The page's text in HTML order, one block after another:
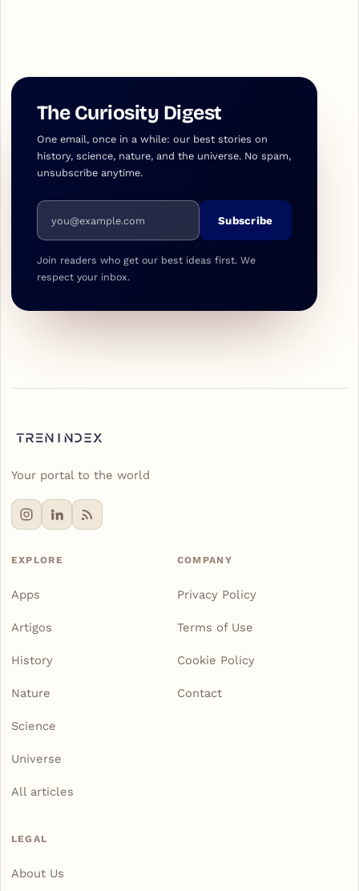
The Curiosity Digest
One email, once in a while: our best stories on
history, science, nature, and the universe. No spam,
unsubscribe anytime.
Email address
Subscribe
Join readers who get our best ideas first. We
respect your inbox.
Your portal to the world
EXPLORE
Apps
Artigos
History
Nature
Science
Universe
All articles
COMPANY
Privacy Policy
Terms of Use
Cookie Policy
Contact
LEGAL
About Us